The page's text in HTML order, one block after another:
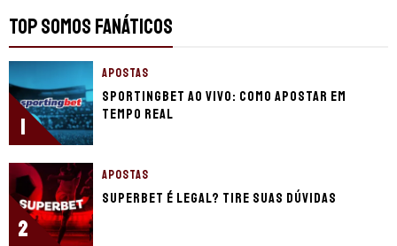
TOP SOMOS FANÁTICOS
1
APOSTAS
Sportingbet ao vivo: Como apostar em
tempo real
2
APOSTAS
Superbet é legal? Tire suas dúvidas